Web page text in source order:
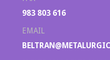
983 803 616
EMAIL